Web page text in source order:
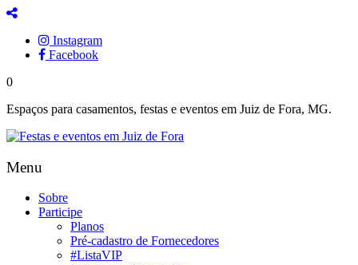
Instagram
Facebook
0
Espaços para casamentos, festas e eventos em Juiz de Fora, MG.
Menu
Sobre
Participe
Planos
Pré-cadastro de Fornecedores
#ListaVIP